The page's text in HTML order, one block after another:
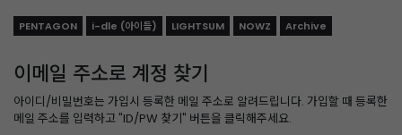
PENTAGON i-dle (아이들) LIGHTSUM NOWZ Archive
이메일 주소로 계정 찾기
아이디/비밀번호는 가입시 등록한 메일 주소로 알려드립니다. 가입할 때 등록한
메일 주소를 입력하고 "ID/PW 찾기" 버튼을 클릭해주세요.